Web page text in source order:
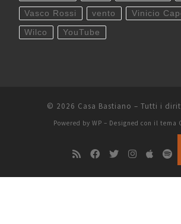
Vasco Rossi vento Vinicio
Wilco YouTube
© 2026 Casa Bastiano – Tutti i
Powered by WP – Designed con il tema